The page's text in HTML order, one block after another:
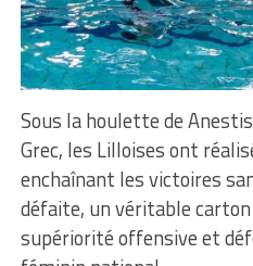
Sous la houlette de
Grec, les Lilloises ont
enchaînant les victoires
défaite, un véritable
supériorité offensive et